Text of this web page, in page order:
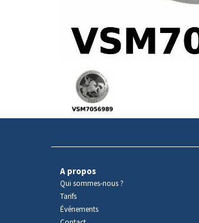
produit
A propos
Qui sommes-nous ?
Tarifs
Événements